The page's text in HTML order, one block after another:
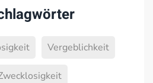
Vergeblichkeit